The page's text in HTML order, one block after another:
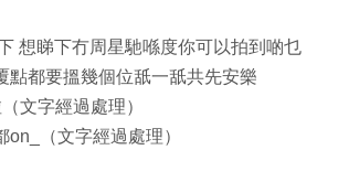
想睇下冇周星馳喺度你可以拍到啲乜
點都要搵幾個位舐一舐共先安樂
文字經過處理）
on_（文字經過處理）